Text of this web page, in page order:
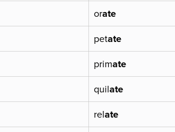
orate
petate
primate
quilate
relate